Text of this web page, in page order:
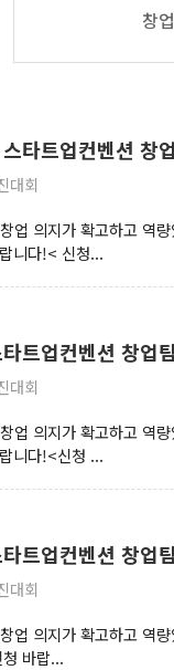
창
타트업컨벤션 창
대회
업 의지가 확고하고 역
니다!< 신청...
트업컨벤션 창업
대회
업 의지가 확고하고 역
니다!<신청 ...
트업컨벤션 창업
대회
업 의지가 확고하고 역
바랍...